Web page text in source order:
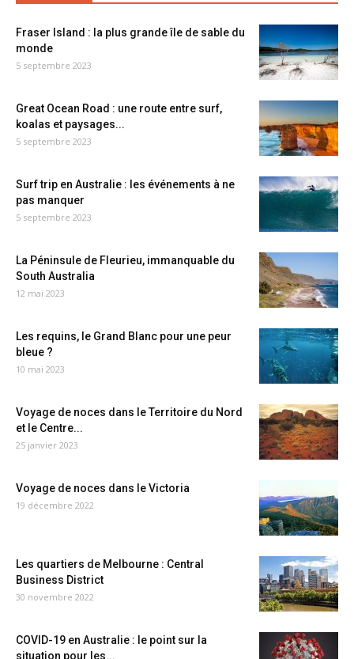
Fraser Island : la plus grande île de sable du
monde
5 septembre 2023
Great Ocean Road : une route entre surf,
koalas et paysages...
5 septembre 2023
Surf trip en Australie : les événements à ne
pas manquer
5 septembre 2023
La Péninsule de Fleurieu, immanquable du
South Australia
12 mai 2023
Les requins, le Grand Blanc pour une peur
bleue ?
10 mai 2023
Voyage de noces dans le Territoire du Nord
et le Centre...
25 janvier 2023
Voyage de noces dans le Victoria
19 décembre 2022
Les quartiers de Melbourne : Central
Business District
30 novembre 2022
COVID-19 en Australie : le point sur la
situation pour les...